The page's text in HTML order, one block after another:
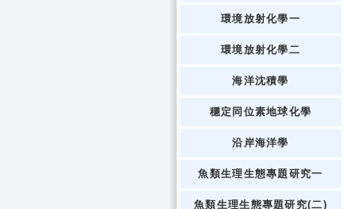
環境放射化學一
環境放射化學二
海洋沈積學
穩定同位素地球化學
沿岸海洋學
魚類生理生態專題研究一
魚類生理生態專題研究(二)